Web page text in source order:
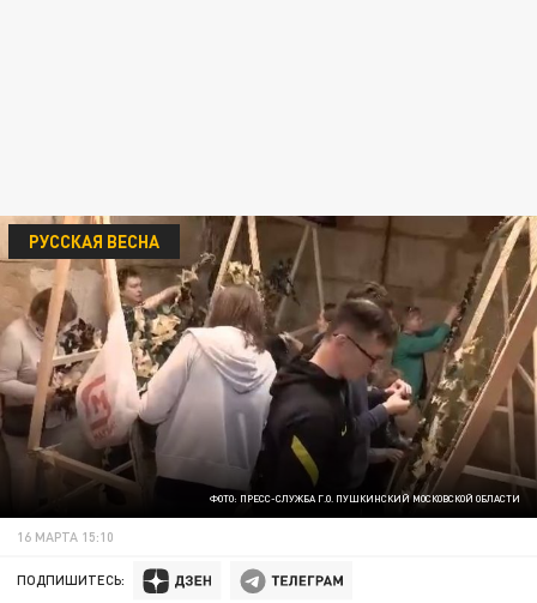
ФОТО: ПРЕСС-СЛУЖБА Г.О. ПУШКИНСКИЙ МОСКОВСКОЙ ОБЛАСТИ
РУССКАЯ ВЕСНА
16 МАРТА 15:10
ПОДПИШИТЕСЬ: